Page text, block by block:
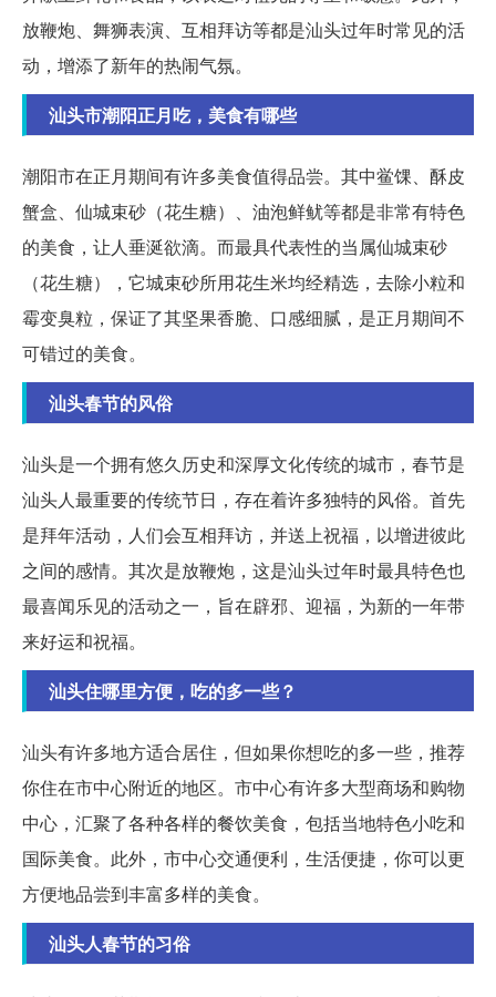
放鞭炮、舞狮表演、互相拜访等都是汕头过年时常见的活
动，增添了新年的热闹气氛。
汕头市潮阳正月吃，美食有哪些
潮阳市在正月期间有许多美食值得品尝。其中鲎馃、酥皮
蟹盒、仙城束砂（花生糖）、油泡鲜鱿等都是非常有特色
的美食，让人垂涎欲滴。而最具代表性的当属仙城束砂
（花生糖），它城束砂所用花生米均经精选，去除小粒和
霉变臭粒，保证了其坚果香脆、口感细腻，是正月期间不
可错过的美食。
汕头春节的风俗
汕头是一个拥有悠久历史和深厚文化传统的城市，春节是
汕头人最重要的传统节日，存在着许多独特的风俗。首先
是拜年活动，人们会互相拜访，并送上祝福，以增进彼此
之间的感情。其次是放鞭炮，这是汕头过年时最具特色也
最喜闻乐见的活动之一，旨在辟邪、迎福，为新的一年带
来好运和祝福。
汕头住哪里方便，吃的多一些？
汕头有许多地方适合居住，但如果你想吃的多一些，推荐
你住在市中心附近的地区。市中心有许多大型商场和购物
中心，汇聚了各种各样的餐饮美食，包括当地特色小吃和
国际美食。此外，市中心交通便利，生活便捷，你可以更
方便地品尝到丰富多样的美食。
汕头人春节的习俗